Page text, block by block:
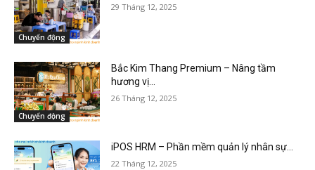
Chuyển động
29 Tháng 12, 2025
Chuyển động
Bắc Kim Thang Premium – Nâng tầm
hương vị...
26 Tháng 12, 2025
iPOS HRM – Phần mềm quản lý nhân sự...
22 Tháng 12, 2025